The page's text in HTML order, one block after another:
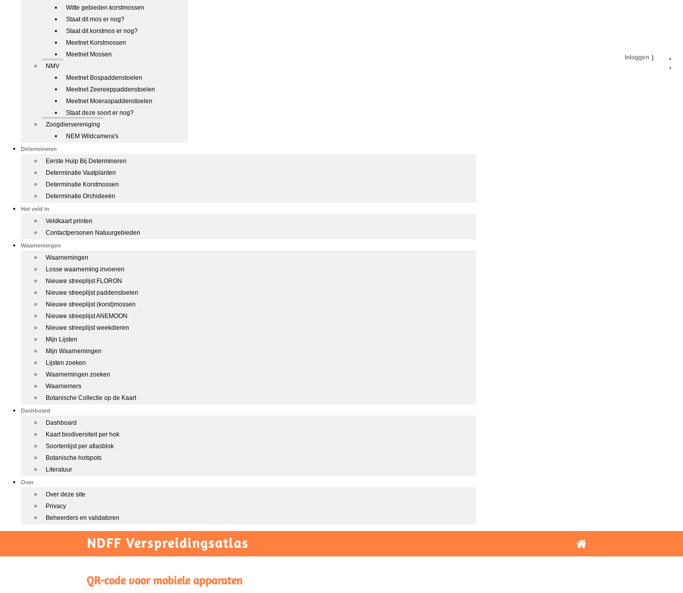
Witte gebieden korstmossen
Staat dit mos er nog?
Staat dit korstmos er nog?
Meetnet Korstmossen
Meetnet Mossen
NMV
Meetnet Bospaddenstoelen
Meetnet Zeereeppaddenstoelen
Meetnet Moeraspaddenstoelen
Staat deze soort er nog?
Zoogdiervereniging
NEM Wildcamera's
Determineren
Eerste Hulp Bij Determineren
Determinatie Vaatplanten
Determinatie Korstmossen
Determinatie Orchideeën
Het veld in
Veldkaart printen
Contactpersonen Natuurgebieden
Waarnemingen
Waarnemingen
Losse waarneming invoeren
Nieuwe streeplijst FLORON
Nieuwe streeplijst paddenstoelen
Nieuwe streeplijst (korst)mossen
Nieuwe streeplijst ANEMOON
Nieuwe streeplijst weekdieren
Mijn Lijsten
Mijn Waarnemingen
Lijsten zoeken
Waarnemingen zoeken
Waarnemers
Botanische Collectie op de Kaart
Dashboard
Dashboard
Kaart biodiversiteit per hok
Soortenlijst per atlasblok
Botanische hotspots
Literatuur
Over
Over deze site
Privacy
Beheerders en validatoren
Inloggen
NDFF Verspreidingsatlas
QR-code voor mobiele apparaten